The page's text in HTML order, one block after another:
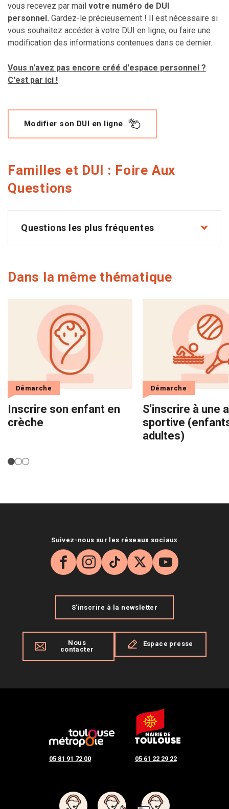
vous recevez par mail votre numéro de DUI
personnel. Gardez-le précieusement ! Il est nécessaire si
vous souhaitez accéder à votre DUI en ligne, ou faire une
modification des informations contenues dans ce dernier.
Vous n'avez pas encore créé d'espace personnel ?
C'est par ici !
Modifier son DUI en ligne
Familles et DUI : Foire Aux
Questions
Questions les plus fréquentes
Dans la même thématique
Inscrire son enfant en
crèche
Démarche
S'inscrire à une
sportive
adultes)
Démarche
05 81 91 72 00 05 61 22 29 22
Suivez-nous sur les réseaux sociaux
Facebook
Instagram
TikTok
X YouTube
S'inscrire à la newsletter
Nous
contacter
Espace presse